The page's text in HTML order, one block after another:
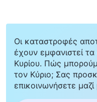
Οι καταστροφές
έχουν εμφανιστεί
Κυρίου. Πώς
τον Κύριο; Σας
επικοινωνήσετε